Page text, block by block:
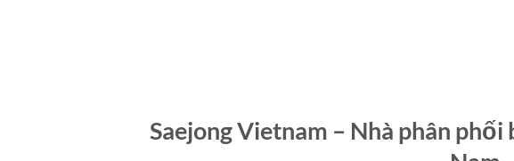
Saejong Vietnam – Nhà phân